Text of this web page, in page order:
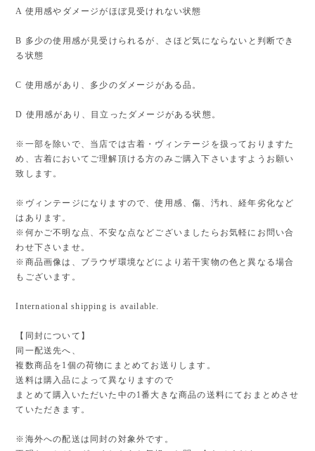
A 使用感やダメージがほぼ見受けれない状態
B 多少の使用感が見受けられるが、さほど気にならないと判断でき
る状態
C 使用感があり、多少のダメージがある品。
D 使用感があり、目立ったダメージがある状態。
※一部を除いで、当店では古着・ヴィンテージを扱っておりますた
め、古着においてご理解頂ける方のみご購入下さいますようお願い
致します。
※ヴィンテージになりますので、使用感、傷、汚れ、経年劣化など
はあります。
※何かご不明な点、不安な点などございましたらお気軽にお問い合
わせ下さいませ。
※商品画像は、ブラウザ環境などにより若干実物の色と異なる場合
もございます。
International shipping is available.
【同封について】
同一配送先へ、
複数商品を1個の荷物にまとめてお送りします。
送料は購入品によって異なりますので
まとめて購入いただいた中の1番大きな商品の送料にておまとめさせ
ていただきます。
※海外への配送は同封の対象外です。